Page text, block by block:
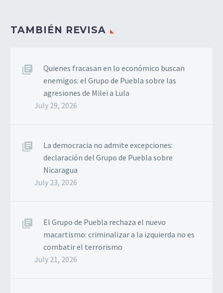
TAMBIÉN REVISA
Quienes fracasan en lo económico buscan
enemigos: el Grupo de Puebla sobre las
agresiones de Milei a Lula
July 29, 2026
La democracia no admite excepciones:
declaración del Grupo de Puebla sobre
Nicaragua
July 23, 2026
El Grupo de Puebla rechaza el nuevo
macartismo: criminalizar a la izquierda no es
combatir el terrorismo
July 21, 2026